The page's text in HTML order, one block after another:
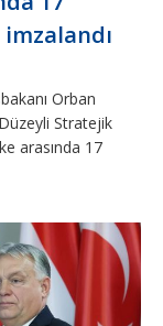
Orban
Stratejik
arasında 17